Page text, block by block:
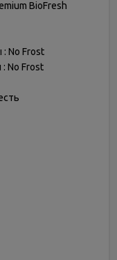
BioFresh
No Frost
No Frost